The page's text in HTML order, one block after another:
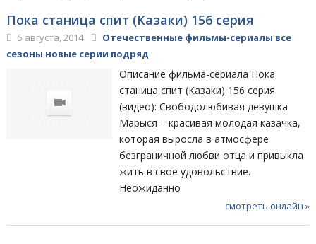
Пока станица спит (Казаки) 156 серия
5 августа, 2014
Отечественные фильмы-сериалы все
сезоны новые серии подряд
Описание фильма-сериала Пока
станица спит (Казаки) 156 серия
(видео): Свободолюбивая девушка
Марыся – красивая молодая казачка,
которая выросла в атмосфере
безграничной любви отца и привыкла
жить в свое удовольствие.
Неожиданно
смотреть онлайн »